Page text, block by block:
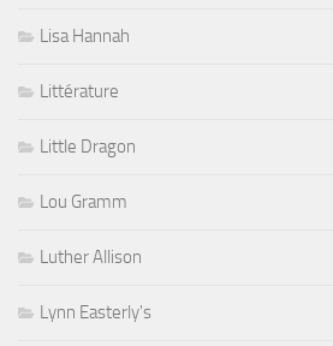
Lisa Hannah
Littérature
Little Dragon
Lou Gramm
Luther Allison
Lynn Easterly's